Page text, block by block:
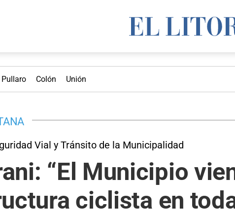
Colón Unión
Vial y Tránsito de la Municipalidad
“El Municipio
ciclista en